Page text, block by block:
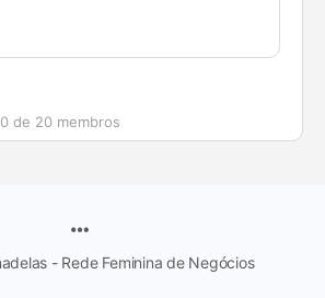
de 20 membros
- Rede Feminina de Negócios